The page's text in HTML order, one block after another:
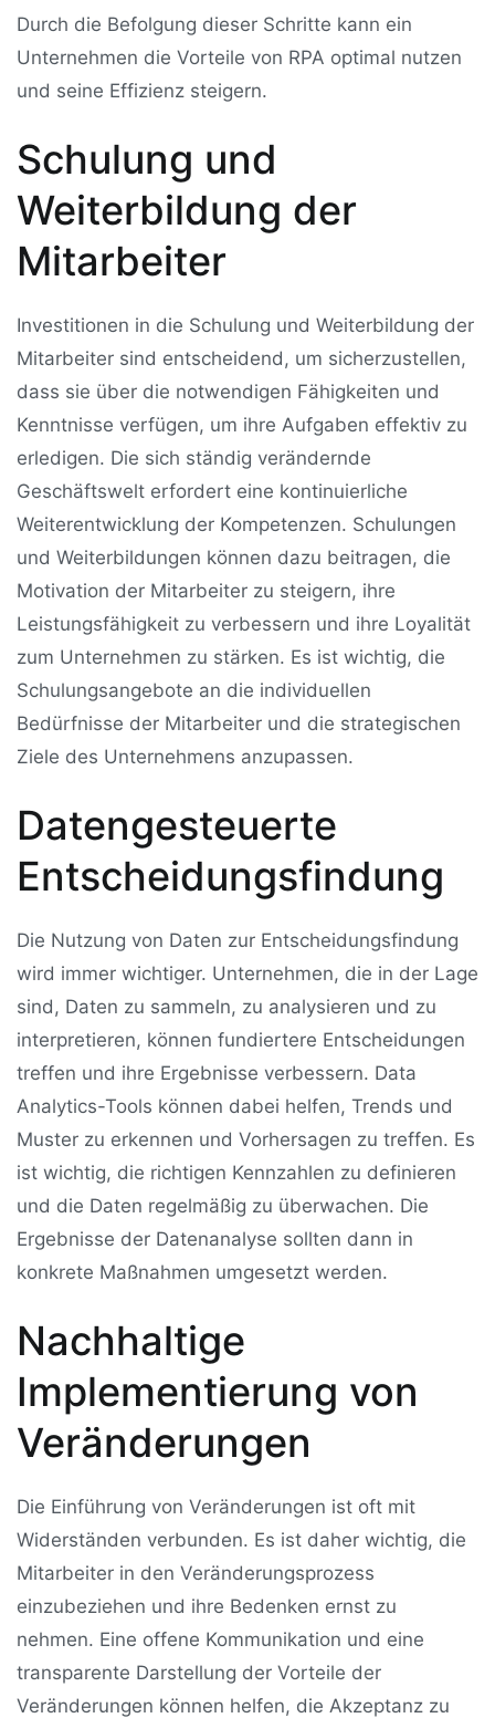
Durch die Befolgung dieser Schritte kann ein
Unternehmen die Vorteile von RPA optimal nutzen
und seine Effizienz steigern.
Schulung und
Weiterbildung der
Mitarbeiter
Investitionen in die Schulung und Weiterbildung der
Mitarbeiter sind entscheidend, um sicherzustellen,
dass sie über die notwendigen Fähigkeiten und
Kenntnisse verfügen, um ihre Aufgaben effektiv zu
erledigen. Die sich ständig verändernde
Geschäftswelt erfordert eine kontinuierliche
Weiterentwicklung der Kompetenzen. Schulungen
und Weiterbildungen können dazu beitragen, die
Motivation der Mitarbeiter zu steigern, ihre
Leistungsfähigkeit zu verbessern und ihre Loyalität
zum Unternehmen zu stärken. Es ist wichtig, die
Schulungsangebote an die individuellen
Bedürfnisse der Mitarbeiter und die strategischen
Ziele des Unternehmens anzupassen.
Datengesteuerte
Entscheidungsfindung
Die Nutzung von Daten zur Entscheidungsfindung
wird immer wichtiger. Unternehmen, die in der Lage
sind, Daten zu sammeln, zu analysieren und zu
interpretieren, können fundiertere Entscheidungen
treffen und ihre Ergebnisse verbessern. Data
Analytics-Tools können dabei helfen, Trends und
Muster zu erkennen und Vorhersagen zu treffen. Es
ist wichtig, die richtigen Kennzahlen zu definieren
und die Daten regelmäßig zu überwachen. Die
Ergebnisse der Datenanalyse sollten dann in
konkrete Maßnahmen umgesetzt werden.
Nachhaltige
Implementierung von
Veränderungen
Die Einführung von Veränderungen ist oft mit
Widerständen verbunden. Es ist daher wichtig, die
Mitarbeiter in den Veränderungsprozess
einzubeziehen und ihre Bedenken ernst zu
nehmen. Eine offene Kommunikation und eine
transparente Darstellung der Vorteile der
Veränderungen können helfen, die Akzeptanz zu